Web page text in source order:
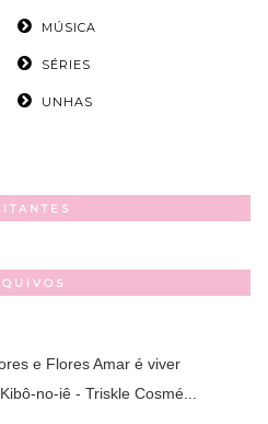
MÚSICA
SÉRIES
UNHAS
e Flores Amar é viver
no-iê - Triskle Cosmé...